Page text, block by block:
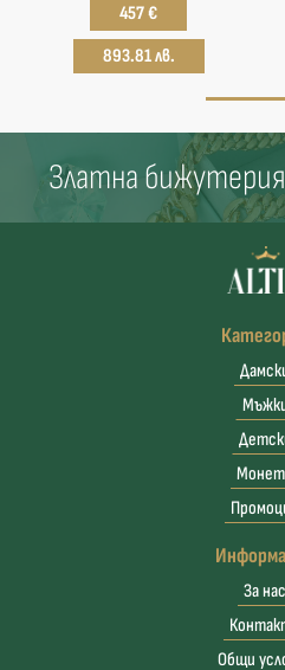
457 €
893.81 лв.
Златна бижутерия
За нас
Общи